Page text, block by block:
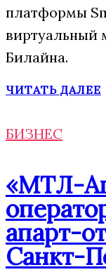
платформы
виртуальный
Билайна.
ЧИТАТЬ ДАЛЕЕ
БИЗНЕС
«МТЛ-
апарт-
Санкт-